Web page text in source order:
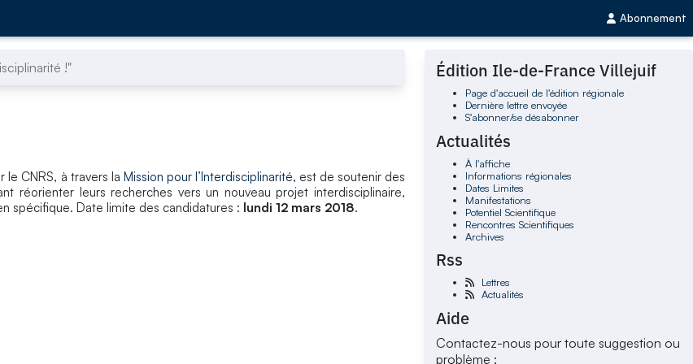
Abonnement
!"
le CNRS, à travers la Mission pour l’Interdisciplinarité, est de soutenir des
réorienter leurs recherches vers un nouveau projet interdisciplinaire,
spécifique. Date limite des candidatures : lundi 12 mars 2018.
Édition Ile-de-France Villejuif
Page d'accueil de l'édition régionale
Dernière lettre envoyée
S'abonner/se désabonner
Actualités
À l'affiche
Informations régionales
Dates Limites
Manifestations
Potentiel Scientifique
Rencontres Scientifiques
Archives
Rss
Lettres
Actualités
Aide
Contactez-nous pour toute suggestion ou
problème :